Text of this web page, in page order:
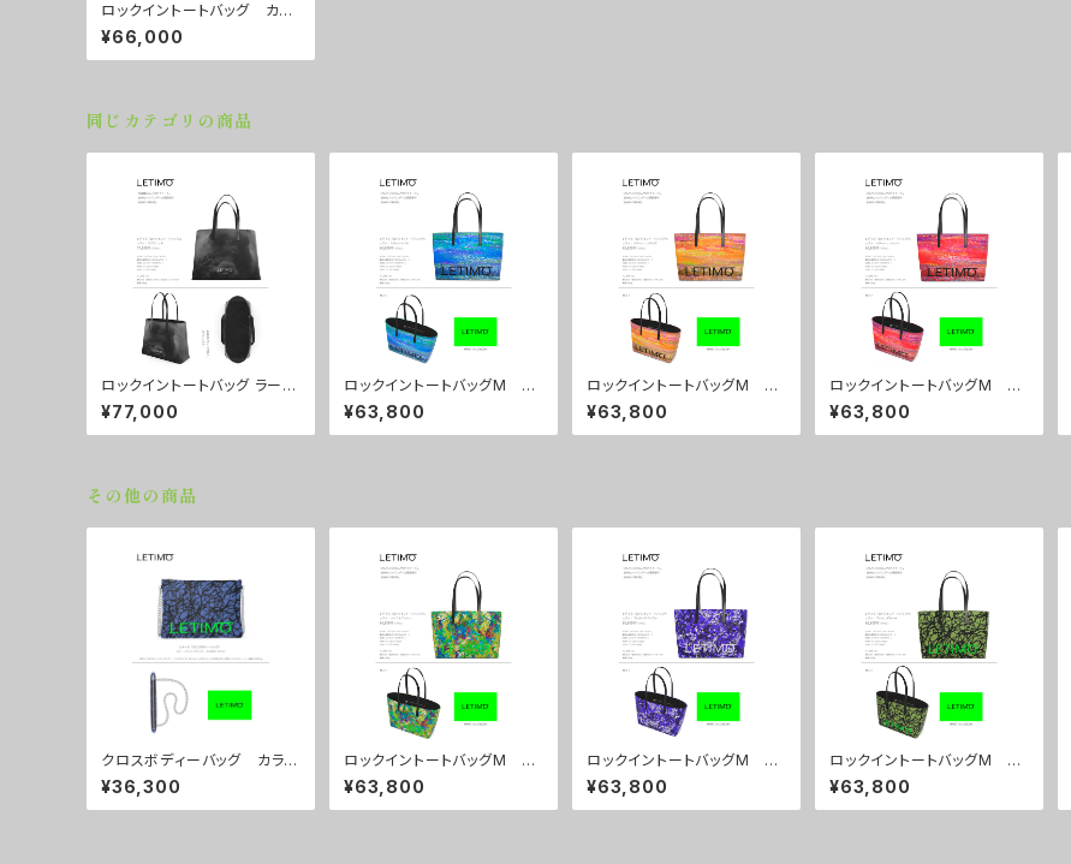
ロックイントートバッグ カラ
ー/ギャラクシーパープル ■
配送まで約１か月
¥66,000
同じカテゴリの商品
ロックイントートバッグ ラージ
サイズ カラー/ラブラビット
■配送まで約１か月
¥77,000
ロックイントートバッグM カ
ラー/シティーナイト ■配送
まで約１か月
¥63,800
ロックイントートバッグM カ
ラー/シティーサンライズ ■
配送まで約１か月
¥63,800
ロックイントートバッグM カ
ラー/シティーサンセット ■
配送まで約１か月
¥63,800
その他の商品
クロスボディーバッグ カラ
ー/ブレインズネイビー ■配
送まで約１か月
¥36,300
ロックイントートバッグM カ
ラー/リーフスグリーン ■配
送まで約１か月
¥63,800
ロックイントートバッグM カ
ラー/プロポーズパープル ■
配送まで約１か月
¥63,800
ロックイントートバッグM カ
ラー/ブレインズカーキ ■配
送まで約１か月
¥63,800